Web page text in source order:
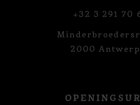
+32 3 291 70
2000